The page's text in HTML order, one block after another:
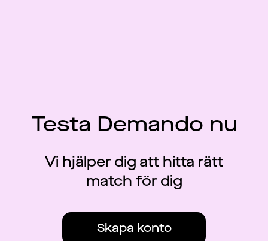
Testa Demando nu
Vi hjälper dig att hitta rätt
match för dig
Skapa konto